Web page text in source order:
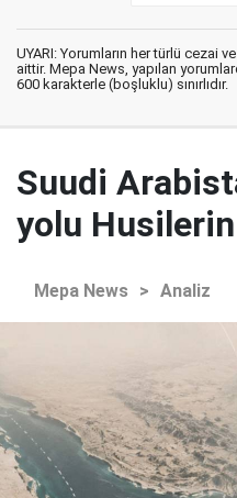
UYARI: Yorumların her türlü cezai
aittir. Mepa News, yapılan
600 karakterle (boşluklu) sınırlıdır.
Suudi
yolu Husilerin
Mepa News > Analiz